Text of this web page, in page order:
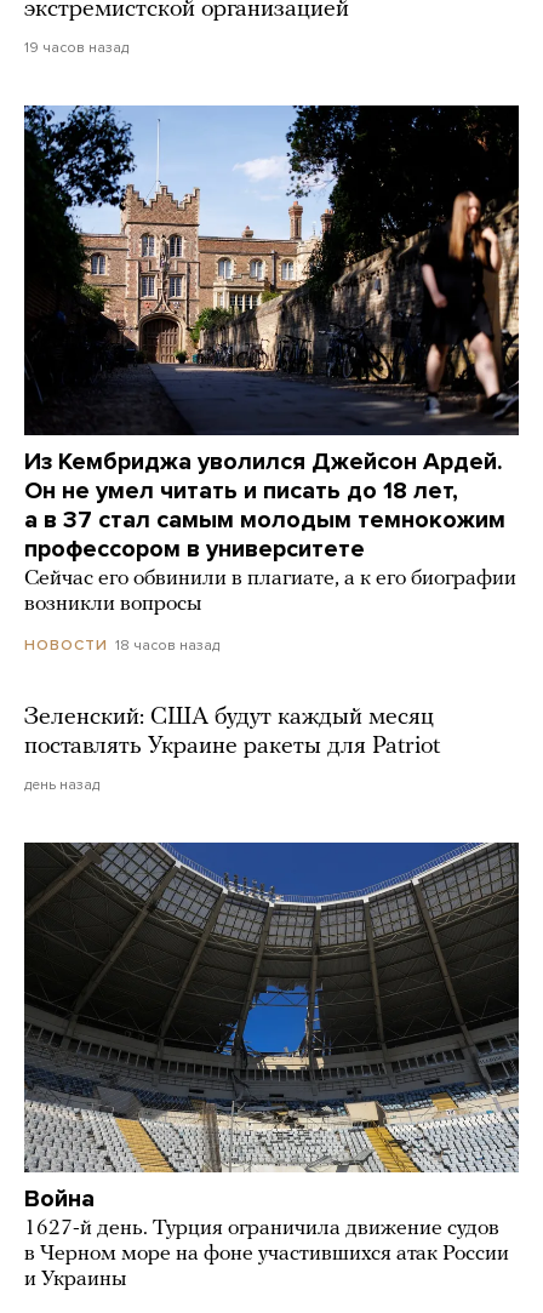
экстремистской организацией
19 часов назад
Из Кембриджа уволился Джейсон Ардей.
Он не умел читать и писать до 18 лет,
а в 37 стал самым молодым темнокожим
профессором в университете
Сейчас его обвинили в плагиате, а к его биографии
возникли вопросы
НОВОСТИ 18 часов назад
Зеленский: США будут каждый месяц
поставлять Украине ракеты для Patriot
день назад
Война
1627-й день. Турция ограничила движение судов
в Черном море на фоне участившихся атак России
и Украины